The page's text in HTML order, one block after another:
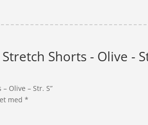
Shorts - Olive -
Olive – Str. S”
med*